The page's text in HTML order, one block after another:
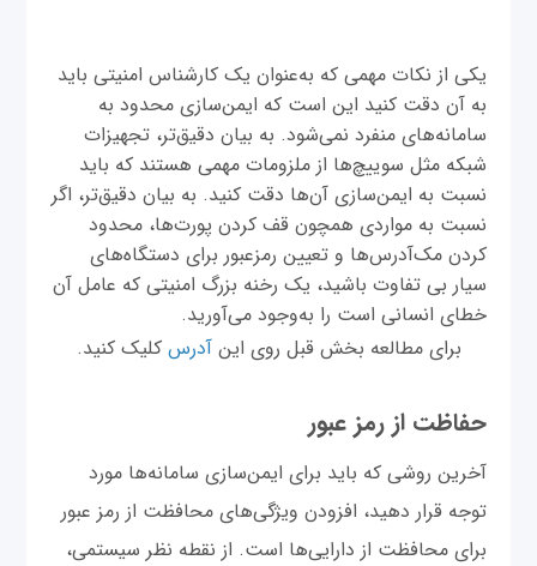
یکی از نکات مهمی که به‌عنوان یک کارشناس امنیتی باید
به آن دقت کنید این است که ایمن‌سازی محدود به
سامانه‌های منفرد نمی‌شود. به بیان دقیق‌تر، تجهیزات
شبکه مثل سوییچ‌ها از ملزومات مهمی هستند که باید
نسبت به ایمن‌سازی آن‌ها دقت کنید. به بیان دقیق‌تر، اگر
نسبت به مواردی همچون قف کردن پورت‌ها، محدود
کردن مک‌آدرس‌ها و تعیین رمزعبور برای دستگاه‌های
سیار بی تفاوت باشید، یک رخنه بزرگ امنیتی که عامل آن
خطای انسانی است را به‌وجود می‌آورید.
برای مطالعه بخش قبل روی اینآدرسکلیک کنید.
حفاظت از رمز عبور
آخرین روشی که باید برای ایمن‌سازی سامانه‌ها مورد
توجه قرار دهید، افزودن ویژگی‌های محافظت از رمز عبور
برای محافظت از دارایی‌ها است. از نقطه نظر سیستمی،